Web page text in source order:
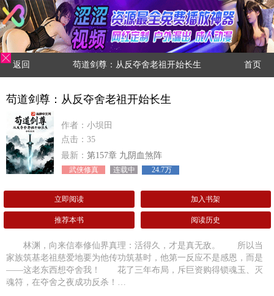
返回 苟道剑尊：从反夺舍老祖开始长生 首页
苟道剑尊：从反夺舍老祖开始长生
作者：小坝田
点击：35
最新： 第157章 九阴血煞阵
武侠修真 连载中 24.7万
立即阅读 加入书架
推荐本书 阅读历史
林渊，向来信奉修仙界真理：活得久，才是真无敌。 所以当
家族筑基老祖慈爱地要为他传功筑基时，他第一反应不是感恩，而是
——这老东西想夺舍我！ 花了三年布局，斥巨资购得锁魂玉、灭
魂符，在夺舍之夜成功反杀！…